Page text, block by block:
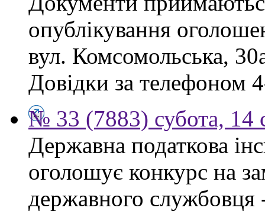
опублікування
вул. Комсомольська,
Довідки за телефоном
№ 33 (7883) субота, 14
Державна податкова
оголошує конкурс на
державного